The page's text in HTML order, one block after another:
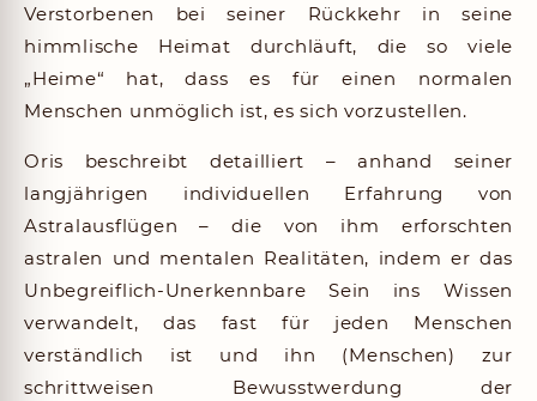
Verstorbenen bei seiner Rückkehr in seine
himmlische Heimat durchläuft, die so viele
„Heime“ hat, dass es für einen normalen
Menschen unmöglich ist, es sich vorzustellen.
Oris beschreibt detailliert – anhand seiner
langjährigen individuellen Erfahrung von
Astralausflügen – die von ihm erforschten
astralen und mentalen Realitäten, indem er das
Unbegreiflich-Unerkennbare Sein ins Wissen
verwandelt, das fast für jeden Menschen
verständlich ist und ihn (Menschen) zur
schrittweisen Bewusstwerdung der